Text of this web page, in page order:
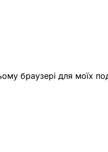
браузері для моїх